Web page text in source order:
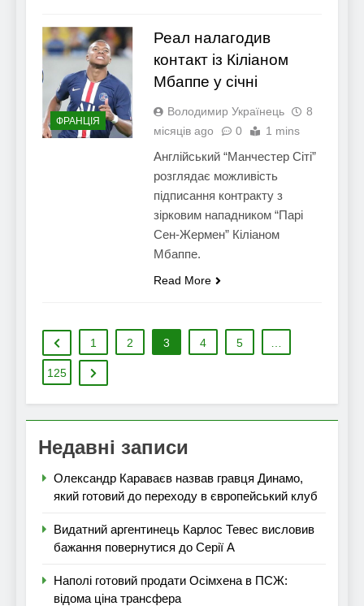
ФРАНЦІЯ
Реал налагодив
контакт із Кіліаном
Мбаппе у січні
Володимир Українець
8
місяців ago
0 1 mins
Англійський “Манчестер Сіті”
розглядає можливість
підписання контракту з
зірковим нападником “Парі
Сен-Жермен” Кіліаном
Мбаппе.
Read More
1 2 3 4 5
125
Недавні записи
Олександр Караваєв назвав гравця Динамо,
який готовий до переходу в європейський клуб
Видатний аргентинець Карлос Тевес висловив
бажання повернутися до Серії А
Наполі готовий продати Осімхена в ПСЖ:
відома ціна трансфера